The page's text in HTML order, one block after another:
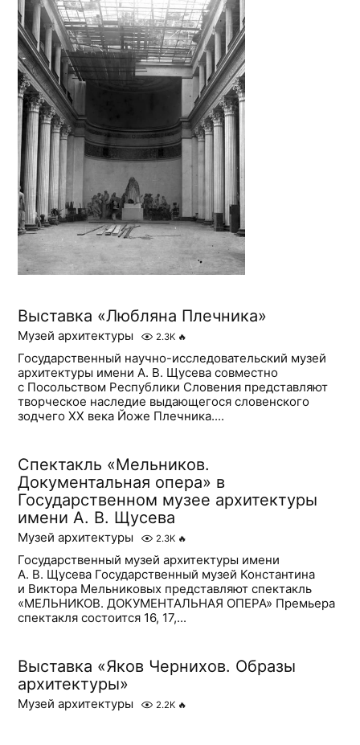
Выставка «Любляна Плечника»
Музей архитектуры 2.3K 🔥
Государственный научно-исследовательский музей
архитектуры имени А. В. Щусева совместно
с Посольством Республики Словения представляют
творческое наследие выдающегося словенского
зодчего ХХ века Йоже Плечника....
Спектакль «Мельников.
Документальная опера» в
Государственном музее архитектуры
имени А. В. Щусева
Музей архитектуры 2.3K 🔥
Государственный музей архитектуры имени
А. В. Щусева Государственный музей Константина
и Виктора Мельниковых представляют спектакль
«МЕЛЬНИКОВ. ДОКУМЕНТАЛЬНАЯ ОПЕРА» Премьера
спектакля состоится 16, 17,...
Выставка «Яков Чернихов. Образы
архитектуры»
Музей архитектуры 2.2K 🔥